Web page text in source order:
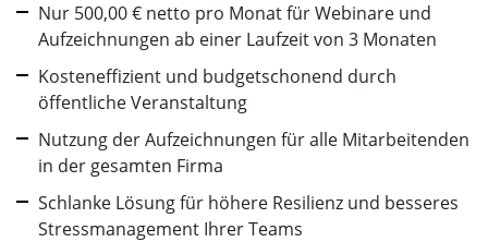
Nur 500,00 € netto pro Monat für Webinare und
Aufzeichnungen ab einer Laufzeit von 3 Monaten
Kosteneffizient und budgetschonend durch
öffentliche Veranstaltung
Nutzung der Aufzeichnungen für alle Mitarbeitenden
in der gesamten Firma
Schlanke Lösung für höhere Resilienz und besseres
Stressmanagement Ihrer Teams